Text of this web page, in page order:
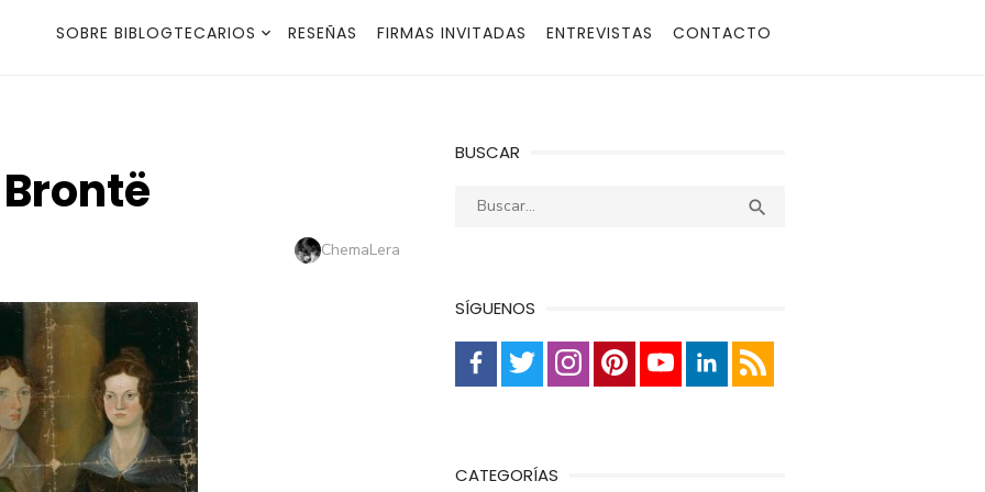
SOBRE BIBLOGTECARIOS RESEÑAS FIRMAS INVITADAS ENTREVISTAS CONTACTO
Autor
ChemaLera
BUSCAR
Buscar: 
SÍGUENOS
CATEGORÍAS